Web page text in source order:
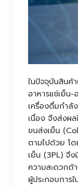
ในปัจจุบันสินค้า
อาหารแช่เย็น-
เครื่องดื่มกำลั
เนื่อง จึงส่งผล
ขนส่งเย็น
ตามไปด้วย โ
เย็น (3PL) จึ
ความสะดวกด้
ผู้ประกอบการ